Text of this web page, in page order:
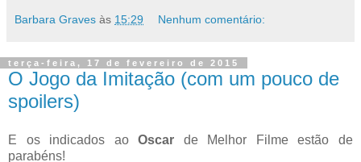
Barbara Graves às 15:29 Nenhum comentário:
terça-feira, 17 de fevereiro de 2015
O Jogo da Imitação (com um pouco de
spoilers)
E os indicados aoOscar de Melhor Filme estão de
parabéns!